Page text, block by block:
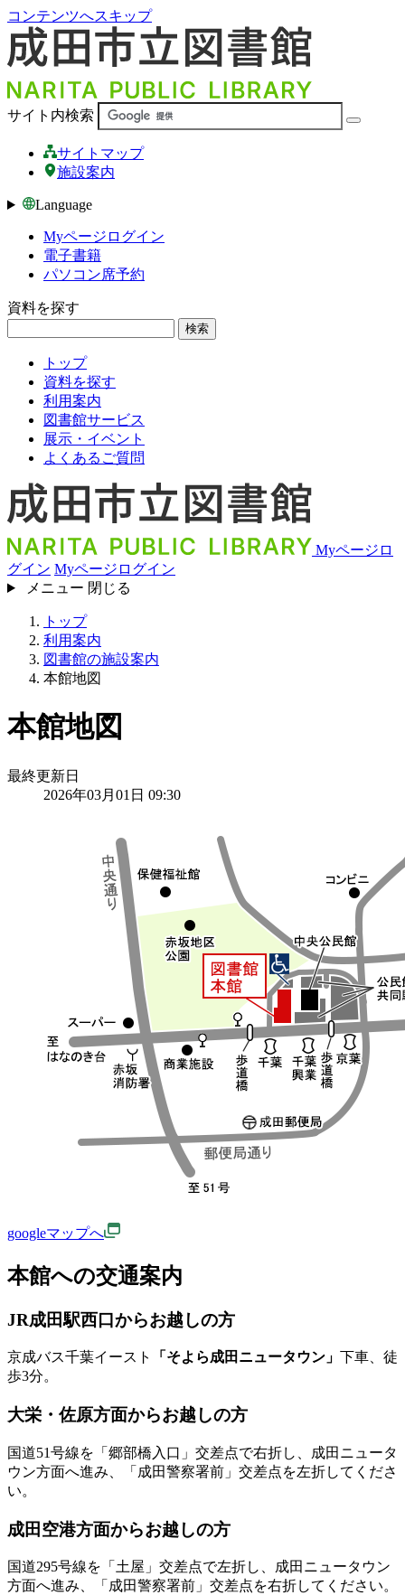
コンテンツへスキップ
サイト内検索
サイトマップ
施設案内
Language
Myページログイン
電子書籍
パソコン席予約
資料を探す
検索
トップ
資料を探す
利用案内
図書館サービス
展示・イベント
よくあるご質問
Myページロ
グイン Myページログイン
メニュー 閉じる
トップ
利用案内
図書館の施設案内
本館地図
本館地図
最終更新日
2026年03月01日 09:30
googleマップへ
本館への交通案内
JR成田駅西口からお越しの方
京成バス千葉イースト 「そよら成田ニュータウン」 下車、徒
歩3分。
大栄・佐原方面からお越しの方
国道51号線を「郷部橋入口」交差点で右折し、成田ニュータ
ウン方面へ進み、「成田警察署前」交差点を左折してくださ
い。
成田空港方面からお越しの方
国道295号線を「土屋」交差点で左折し、成田ニュータウン
方面へ進み、「成田警察署前」交差点を右折してください。